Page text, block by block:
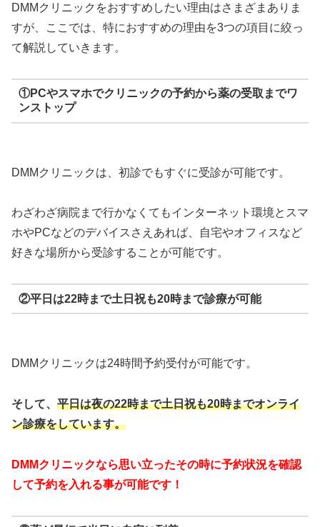
DMMクリニックをおすすめしたい理由はさまざまありま
すが、ここでは、特におすすめの理由を3つの項目に絞っ
て解説していきます。
①PCやスマホでクリニックの予約から薬の受取までワ
ンストップ
DMMクリニックは、初診でもすぐに受診が可能です。
わざわざ病院まで行かなくてもインターネット環境とスマ
ホやPCなどのデバイスさえあれば、自宅やオフィスなど
好きな場所から受診することが可能です。
②平日は22時まで土日祝も20時まで診療が可能
DMMクリニックは24時間予約受付が可能です。
そして、 平日は夜の22時まで土日祝も20時までオンライ
ン診療をしています。
DMMクリニックなら思い立ったその時に予約状況を確認
して予約を入れる事が可能です！